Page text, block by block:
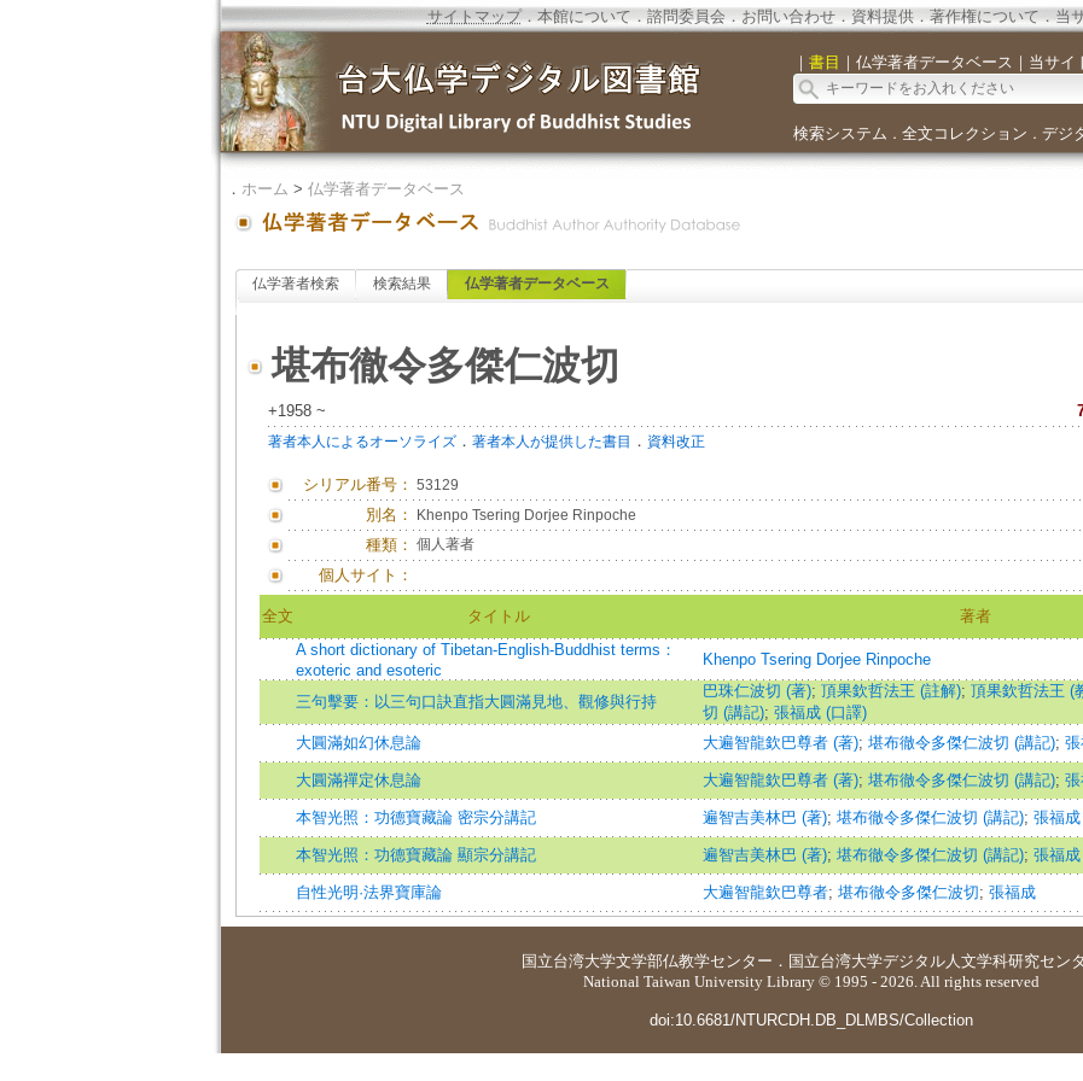
サイトマップ．本館について．諮問委員会． お問い合わせ． 資料提供．著作権について．当
｜ 書目 ｜ 仏学著者データベース ｜ 当サイ
検索システム ． 全文コレクション ． デジ
． ホーム > 仏学著者データベース
仏学著者検索 検索結果 仏学著者データベース
堪布徹令多傑仁波切
+1958 ~
著者本人によるオーソライズ． 著者本人が提供した書目 ． 資料改正
シリアル番号： 53129
別名： Khenpo Tsering Dorjee Rinpoche
種類： 個人著者
個人サイト：
全文 タイトル 著者
A short dictionary of Tibetan-English-Buddhist terms：
exoteric and esoteric
Khenpo Tsering Dorjee Rinpoche
三句擊要：以三句口訣直指大圓滿見地、觀修與行持
巴珠仁波切 (著); 頂果欽哲法王 (註解); 頂果欽哲法王 (
切 (講記); 張福成 (口譯)
大圓滿如幻休息論 大遍智龍欽巴尊者 (著); 堪布徹令多傑仁波切 (講記);
大圓滿禪定休息論 大遍智龍欽巴尊者 (著); 堪布徹令多傑仁波切 (講記);
本智光照：功德寶藏論 密宗分講記 遍智吉美林巴 (著); 堪布徹令多傑仁波切 (講記); 張福
本智光照：功德寶藏論 顯宗分講記 遍智吉美林巴 (著); 堪布徹令多傑仁波切 (講記); 張福
自性光明·法界寶庫論 大遍智龍欽巴尊者; 堪布徹令多傑仁波切; 張福成
国立台湾大学文学部仏教学センター ． 国立台湾大学デジタル人文学科研究セン
National Taiwan University Library © 1995 - 2026. All rights reserved
doi:10.6681/NTURCDH.DB_DLMBS/Collection